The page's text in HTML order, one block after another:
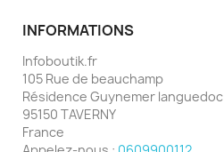
INFORMATIONS
Infoboutik.fr
105 Rue de beauchamp
Résidence Guynemer languedoc
95150 TAVERNY
France